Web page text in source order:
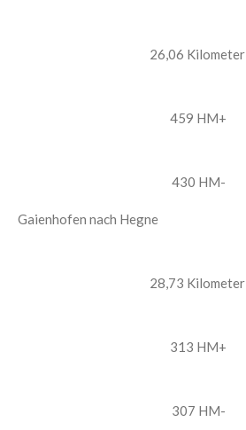
26,06 Kilometer
459 HM+
430 HM-
Gaienhofen nach Hegne
28,73 Kilometer
313 HM+
307 HM-